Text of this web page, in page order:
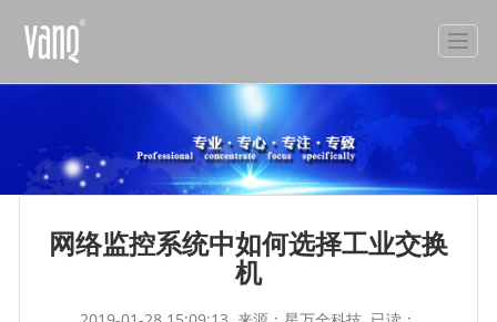
网络监控系统中如何选择工业交换
机